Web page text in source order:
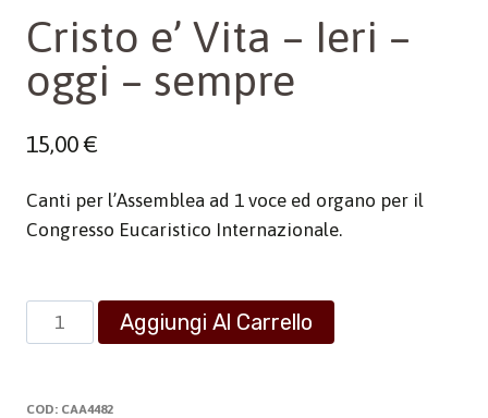
Cristo e’ Vita – Ieri –
oggi – sempre
15,00€
Canti per l’Assemblea ad 1 voce ed organo per il
Congresso Eucaristico Internazionale.
Cristo
e'
-
Aggiungi Al Carrello
COD: CAA4482